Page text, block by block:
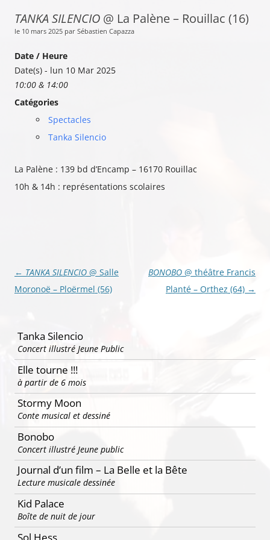
TANKA SILENCIO @ La Palène – Rouillac (16)
le 10 mars 2025 par Sébastien Capazza
Date / Heure
Date(s) - lun 10 Mar 2025
10:00 & 14:00
Catégories
Spectacles
Tanka Silencio
La Palène : 139 bd d’Encamp – 16170 Rouillac
10h & 14h : représentations scolaires
Navigation
des
← TANKA SILENCIO @ Salle
Moronoë – Ploërmel (56)
BONOBO @ théâtre Francis
Planté – Orthez (64) →
Tanka Silencio
Concert illustré Jeune Public
Elle tourne !!!
à partir de 6 mois
Stormy Moon
Conte musical et dessiné
Bonobo
Concert illustré Jeune public
Journal d’un film – La Belle et la Bête
Lecture musicale dessinée
Kid Palace
Boîte de nuit de jour
Sol Hess